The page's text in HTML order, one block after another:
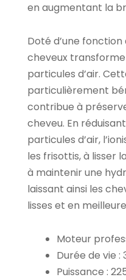
en augmentant la
Doté d’une fonction
cheveux
particules d’air.
particulièrement
contribue à
cheveu. En
particules d’air,
les frisottis, à lisser
à maintenir une
laissant ainsi les
lisses et en
Moteur
Durée de vie :
Puissance :